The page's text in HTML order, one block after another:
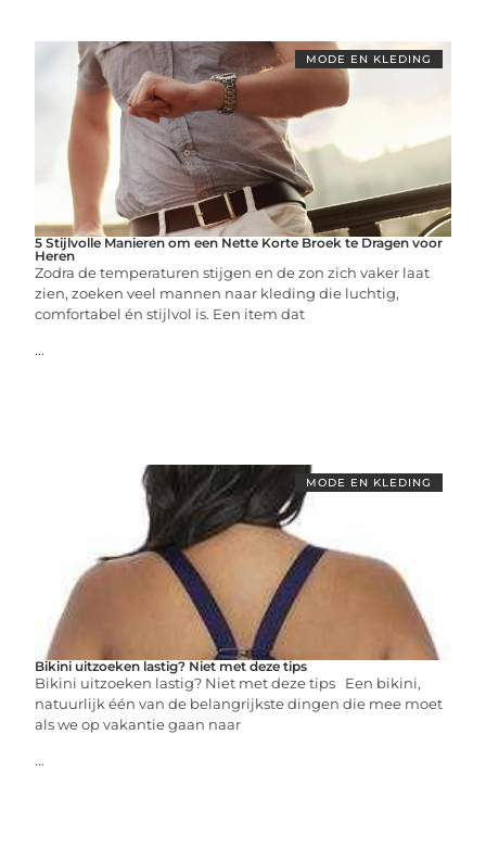
MODE EN KLEDING
5 Stijlvolle Manieren om een Nette Korte Broek te Dragen voor
Heren
Zodra de temperaturen stijgen en de zon zich vaker laat
zien, zoeken veel mannen naar kleding die luchtig,
comfortabel én stijlvol is. Een item dat
...
MODE EN KLEDING
Bikini uitzoeken lastig? Niet met deze tips
Bikini uitzoeken lastig? Niet met deze tips Een bikini,
natuurlijk één van de belangrijkste dingen die mee moet
als we op vakantie gaan naar
...